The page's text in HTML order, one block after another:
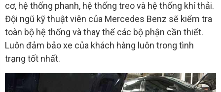
cơ, hệ thống phanh, hệ thống treo và hệ thống khí thải.
Đội ngũ kỹ thuật viên của Mercedes Benz sẽ kiểm tra
toàn bộ hệ thống và thay thế các bộ phận cần thiết.
Luôn đảm bảo xe của khách hàng luôn trong tình
trạng tốt nhất.